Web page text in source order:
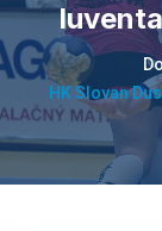
HK Slovan